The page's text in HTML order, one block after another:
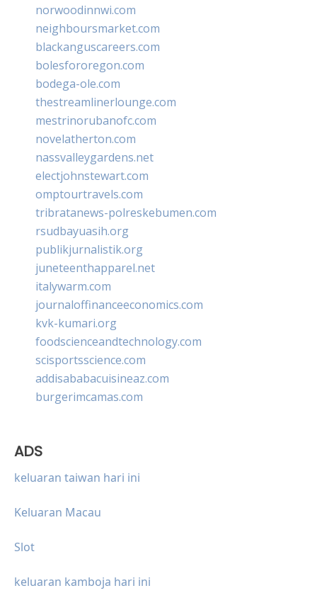
norwoodinnwi.com
neighboursmarket.com
blackanguscareers.com
bolesfororegon.com
bodega-ole.com
thestreamlinerlounge.com
mestrinorubanofc.com
novelatherton.com
nassvalleygardens.net
electjohnstewart.com
omptourtravels.com
tribratanews-polreskebumen.com
rsudbayuasih.org
publikjurnalistik.org
juneteenthapparel.net
italywarm.com
journaloffinanceeconomics.com
kvk-kumari.org
foodscienceandtechnology.com
scisportsscience.com
addisababacuisineaz.com
burgerimcamas.com
ADS
keluaran taiwan hari ini
Keluaran Macau
Slot
keluaran kamboja hari ini